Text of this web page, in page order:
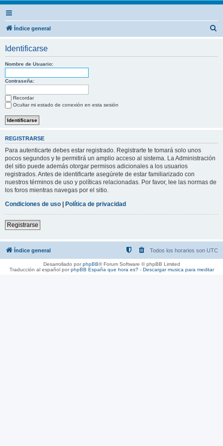
Índice general
Identificarse
Nombre de Usuario:
Contraseña:
Recordar
Ocultar mi estado de conexión en esta sesión
REGISTRARSE
Para autenticarte debes estar registrado. Registrarte te tomará solo unos
pocos segundos y te permitirá un amplio acceso al sistema. La Administración
del sitio puede además otorgar permisos adicionales a los usuarios
registrados. Antes de identificarte asegúrete de estar familiarizado con
nuestros términos de uso y políticas relacionadas. Por favor, lee las normas de
los foros mientras navegas por el sitio.
Condiciones de uso | Política de privacidad
Registrarse
Índice general Todos los horarios son UTC
Desarrollado porphpBB® Forum Software © phpBB Limited
Traducción al español porphpBB España que hora es?- Descargar musica para meditar